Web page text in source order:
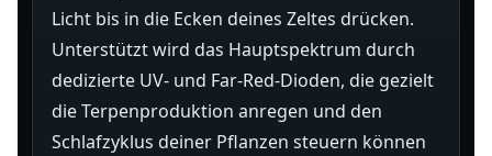
Licht bis in die Ecken deines Zeltes drücken.
Unterstützt wird das Hauptspektrum durch
dedizierte UV- und Far-Red-Dioden, die gezielt
die Terpenproduktion anregen und den
Schlafzyklus deiner Pflanzen steuern können